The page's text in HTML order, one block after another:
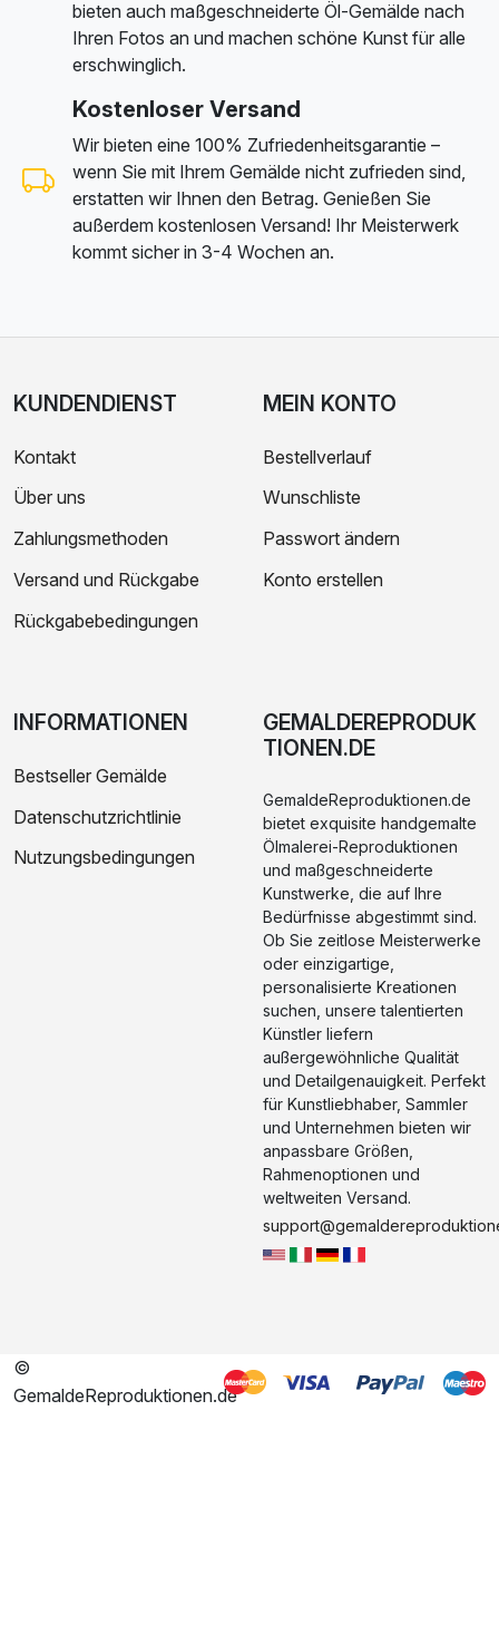
bieten auch maßgeschneiderte Öl-Gemälde nach
Ihren Fotos an und machen schöne Kunst für alle
erschwinglich.
Kostenloser Versand
Wir bieten eine 100% Zufriedenheitsgarantie –
wenn Sie mit Ihrem Gemälde nicht zufrieden sind,
erstatten wir Ihnen den Betrag. Genießen Sie
außerdem kostenlosen Versand! Ihr Meisterwerk
kommt sicher in 3-4 Wochen an.
KUNDENDIENST
Kontakt
Über uns
Zahlungsmethoden
Versand und Rückgabe
Rückgabebedingungen
MEIN KONTO
Bestellverlauf
Wunschliste
Passwort ändern
Konto erstellen
INFORMATIONEN
Bestseller Gemälde
Datenschutzrichtlinie
Nutzungsbedingungen
GEMALDEREPRODUK
TIONEN.DE
GemaldeReproduktionen.de
bietet exquisite handgemalte
Ölmalerei-Reproduktionen
und maßgeschneiderte
Kunstwerke, die auf Ihre
Bedürfnisse abgestimmt sind.
Ob Sie zeitlose Meisterwerke
oder einzigartige,
personalisierte Kreationen
suchen, unsere talentierten
Künstler liefern
außergewöhnliche Qualität
und Detailgenauigkeit. Perfekt
für Kunstliebhaber, Sammler
und Unternehmen bieten wir
anpassbare Größen,
Rahmenoptionen und
weltweiten Versand.
©
GemaldeReproduktionen.de